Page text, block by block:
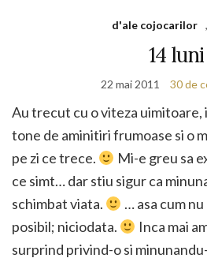
d'ale cojocarilor ,
14 luni
22 mai 2011 30 de
Au trecut cu o viteza uimitoare,
tone de aminitiri frumoase si o
pe zi ce trece.
Mi-e greu sa
ce simt… dar stiu sigur ca
schimbat viata.
… asa cum
posibil; niciodata.
Inca mai
surprind privind-o si